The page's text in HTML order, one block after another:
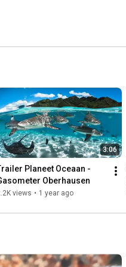
3:06
Planeet Oceaan -
Oberhausen
views • 1 year ago